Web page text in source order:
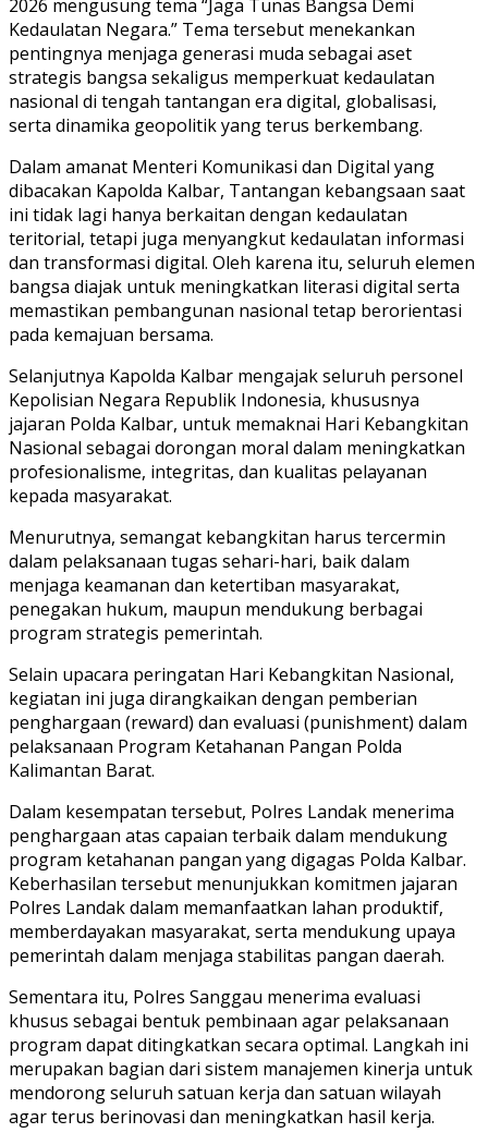
2026 mengusung tema “Jaga Tunas Bangsa Demi
Kedaulatan Negara.” Tema tersebut menekankan
pentingnya menjaga generasi muda sebagai aset
strategis bangsa sekaligus memperkuat kedaulatan
nasional di tengah tantangan era digital, globalisasi,
serta dinamika geopolitik yang terus berkembang.
Dalam amanat Menteri Komunikasi dan Digital yang
dibacakan Kapolda Kalbar, Tantangan kebangsaan saat
ini tidak lagi hanya berkaitan dengan kedaulatan
teritorial, tetapi juga menyangkut kedaulatan informasi
dan transformasi digital. Oleh karena itu, seluruh elemen
bangsa diajak untuk meningkatkan literasi digital serta
memastikan pembangunan nasional tetap berorientasi
pada kemajuan bersama.
Selanjutnya Kapolda Kalbar mengajak seluruh personel
Kepolisian Negara Republik Indonesia, khususnya
jajaran Polda Kalbar, untuk memaknai Hari Kebangkitan
Nasional sebagai dorongan moral dalam meningkatkan
profesionalisme, integritas, dan kualitas pelayanan
kepada masyarakat.
Menurutnya, semangat kebangkitan harus tercermin
dalam pelaksanaan tugas sehari-hari, baik dalam
menjaga keamanan dan ketertiban masyarakat,
penegakan hukum, maupun mendukung berbagai
program strategis pemerintah.
Selain upacara peringatan Hari Kebangkitan Nasional,
kegiatan ini juga dirangkaikan dengan pemberian
penghargaan (reward) dan evaluasi (punishment) dalam
pelaksanaan Program Ketahanan Pangan Polda
Kalimantan Barat.
Dalam kesempatan tersebut, Polres Landak menerima
penghargaan atas capaian terbaik dalam mendukung
program ketahanan pangan yang digagas Polda Kalbar.
Keberhasilan tersebut menunjukkan komitmen jajaran
Polres Landak dalam memanfaatkan lahan produktif,
memberdayakan masyarakat, serta mendukung upaya
pemerintah dalam menjaga stabilitas pangan daerah.
Sementara itu, Polres Sanggau menerima evaluasi
khusus sebagai bentuk pembinaan agar pelaksanaan
program dapat ditingkatkan secara optimal. Langkah ini
merupakan bagian dari sistem manajemen kinerja untuk
mendorong seluruh satuan kerja dan satuan wilayah
agar terus berinovasi dan meningkatkan hasil kerja.